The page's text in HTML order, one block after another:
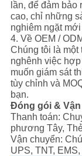
lần, để đảm
cao, chỉ những
nghiêm ngặt
4. Về OEM /
Chúng tôi là
nghênh việc
muốn giám sát
tùy chỉnh và
bạn.
Đóng gói &
Thanh toán:
phương Tây,
Vận chuyển:
UPS, TNT,